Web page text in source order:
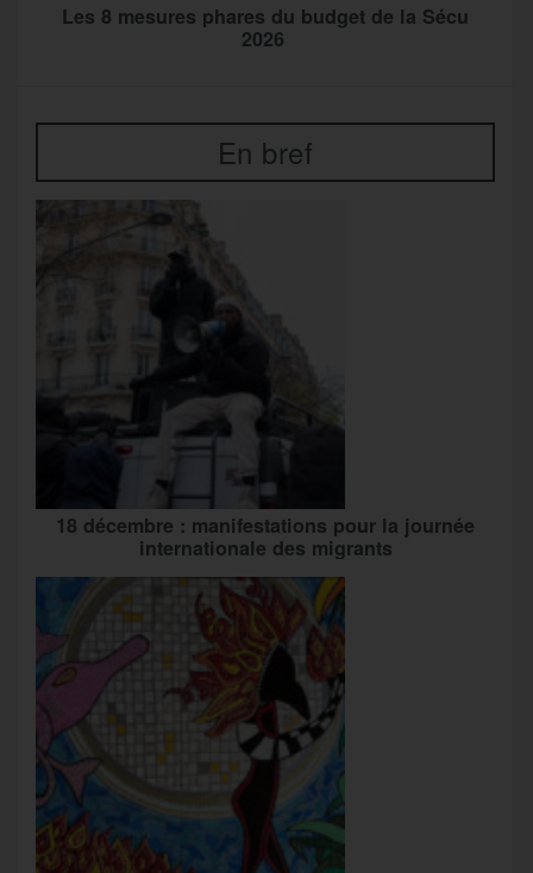
Les 8 mesures phares du budget de la Sécu
2026
En bref
18 décembre : manifestations pour la journée
internationale des migrants